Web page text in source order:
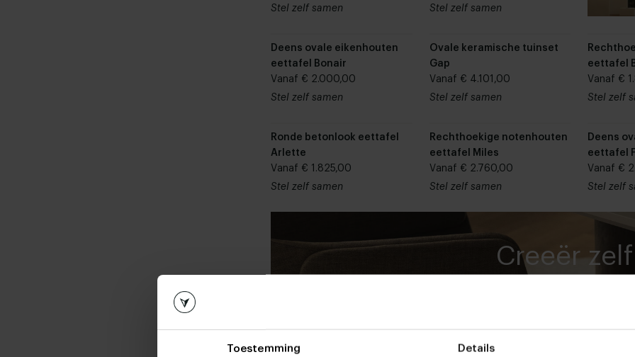
Toestemming Details
Stel zelf samen
Stel zelf samen
Deens ovale eikenhouten
eettafel Bonair
Vanaf € 2.000,00
Stel zelf samen
Ovale keramische tuinset
Gap
Vanaf € 4.101,00
Stel zelf samen
eettafel
Vanaf €
Stel zelf
Ronde betonlook eettafel
Arlette
Vanaf € 1.825,00
Stel zelf samen
Rechthoekige notenhouten
eettafel Miles
Vanaf € 2.760,00
Stel zelf samen
Deens
eettafel
Vanaf €
Stel zelf
Creeër